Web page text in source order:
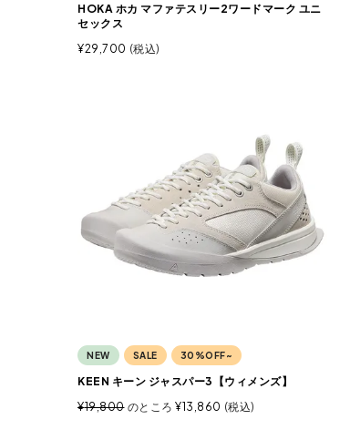
HOKA ホカ マファテスリー2ワードマーク ユニ
セックス
¥29,700 税込
NEW SALE 30%OFF~
KEEN キーン ジャスパー3【ウィメンズ】
¥19,800 のところ ¥13,860 税込